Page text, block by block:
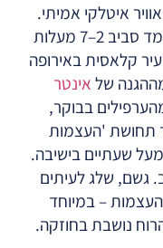
איטלקי אמיתי.
בחורף, ממוצע הטמפרטורות בעיר עומד סביב 2–7 מעלות
קלאסית באירופה
שלאינטר
– מהערפילים בבוקר,
תחושת 'העצמות
שעתיים בישיבה.
גשם, שלג לעיתים
– במיוחד
נושבת בחוזקה.